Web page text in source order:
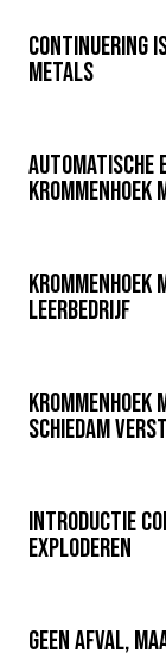
Continuering
Metals
Krommenhoek
Leerbedrijf
Schiedam
Introductie
exploderen
Geen afval,